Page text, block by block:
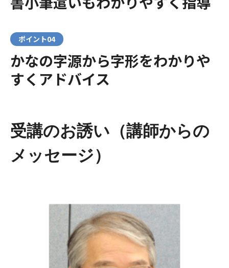
ポイント04
かなの字源から字形をわかりや
すくアドバイス
受講のお誘い（講師からの
メッセージ）